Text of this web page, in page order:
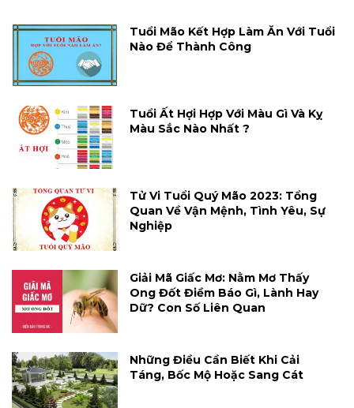
Tuổi Mão Kết Hợp Làm Ăn Với Tuổi
Nào Để Thành Công
Tuổi Ất Hợi Hợp Với Màu Gì Và Kỵ
Màu Sắc Nào Nhất ?
Tử Vi Tuổi Quý Mão 2023: Tổng
Quan Về Vận Mệnh, Tình Yêu, Sự
Nghiệp
Giải Mã Giấc Mơ: Nằm Mơ Thấy
Ong Đốt Điềm Báo Gì, Lành Hay
Dữ? Con Số Liên Quan
Những Điều Cần Biết Khi Cải
Táng, Bốc Mộ Hoặc Sang Cát